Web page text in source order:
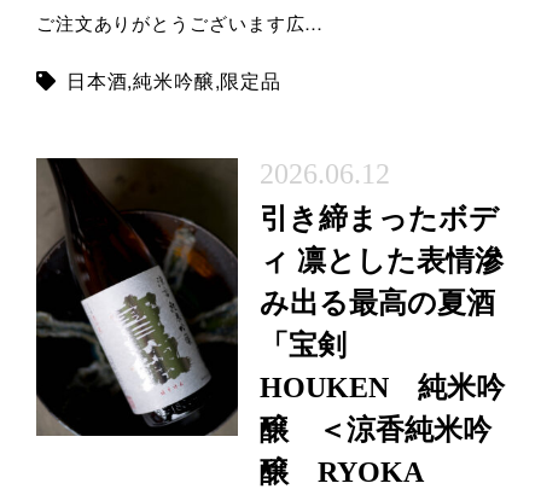
ご注文ありがとうございます広…
日本酒,純米吟醸,限定品
2026.06.12
引き締まったボデ
ィ 凛とした表情滲
み出る最高の夏酒
「宝剣
HOUKEN 純米吟
醸 ＜涼香純米吟
醸 RYOKA